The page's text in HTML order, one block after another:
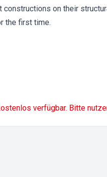
on their
the first time.
verfügbar. Bitte